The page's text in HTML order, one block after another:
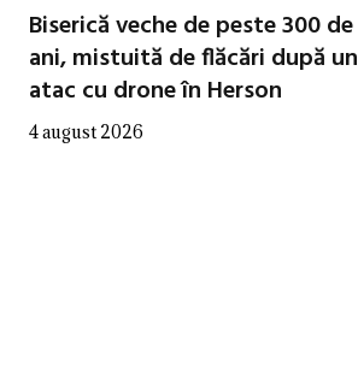
Biserică veche de peste 300 de
ani, mistuită de flăcări după un
atac cu drone în Herson
4 august 2026